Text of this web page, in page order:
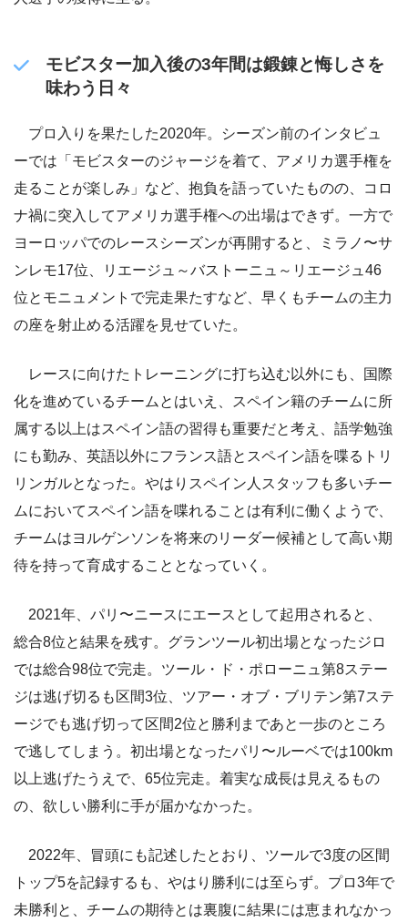
モビスター加入後の3年間は鍛錬と悔しさを
味わう日々
プロ入りを果たした2020年。シーズン前のインタビュ
ーでは「モビスターのジャージを着て、アメリカ選手権を
走ることが楽しみ」など、抱負を語っていたものの、コロ
ナ禍に突入してアメリカ選手権への出場はできず。一方で
ヨーロッパでのレースシーズンが再開すると、ミラノ〜サ
ンレモ17位、リエージュ～バストーニュ～リエージュ46
位とモニュメントで完走果たすなど、早くもチームの主力
の座を射止める活躍を見せていた。
レースに向けたトレーニングに打ち込む以外にも、国際
化を進めているチームとはいえ、スペイン籍のチームに所
属する以上はスペイン語の習得も重要だと考え、語学勉強
にも勤み、英語以外にフランス語とスペイン語を喋るトリ
リンガルとなった。やはりスペイン人スタッフも多いチー
ムにおいてスペイン語を喋れることは有利に働くようで、
チームはヨルゲンソンを将来のリーダー候補として高い期
待を持って育成することとなっていく。
2021年、パリ〜ニースにエースとして起用されると、
総合8位と結果を残す。グランツール初出場となったジロ
では総合98位で完走。ツール・ド・ポローニュ第8ステー
ジは逃げ切るも区間3位、ツアー・オブ・ブリテン第7ステ
ージでも逃げ切って区間2位と勝利まであと一歩のところ
で逃してしまう。初出場となったパリ〜ルーベでは100km
以上逃げたうえで、65位完走。着実な成長は見えるもの
の、欲しい勝利に手が届かなかった。
2022年、冒頭にも記述したとおり、ツールで3度の区間
トップ5を記録するも、やはり勝利には至らず。プロ3年で
未勝利と、チームの期待とは裏腹に結果には恵まれなかっ